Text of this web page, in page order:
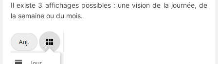
Il existe 3 affichages possibles : une vision de la journée, de
la semaine ou du mois.